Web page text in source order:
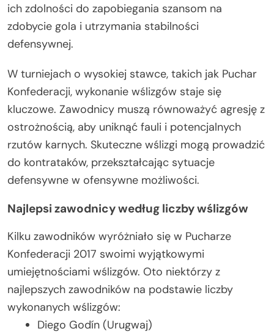
ich zdolności do zapobiegania szansom na
zdobycie gola i utrzymania stabilności
defensywnej.
W turniejach o wysokiej stawce, takich jak Puchar
Konfederacji, wykonanie wślizgów staje się
kluczowe. Zawodnicy muszą równoważyć agresję z
ostrożnością, aby uniknąć fauli i potencjalnych
rzutów karnych. Skuteczne wślizgi mogą prowadzić
do kontrataków, przekształcając sytuacje
defensywne w ofensywne możliwości.
Najlepsi zawodnicy według liczby wślizgów
Kilku zawodników wyróżniało się w Pucharze
Konfederacji 2017 swoimi wyjątkowymi
umiejętnościami wślizgów. Oto niektórzy z
najlepszych zawodników na podstawie liczby
wykonanych wślizgów:
Diego Godín (Urugwaj)